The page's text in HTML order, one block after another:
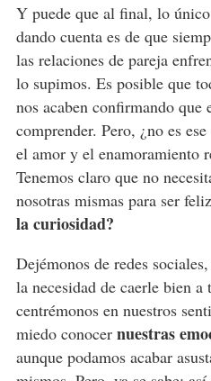
Y puede que al final, lo
dando cuenta es de que
las relaciones de pareja
lo supimos. Es posible que
nos acaben confirmando que
comprender. Pero, ¿no es
el amor y el enamoramiento
Tenemos claro que no
nosotras mismas para ser
la curiosidad?
Dejémonos de redes
la necesidad de caerle bien
centrémonos en nuestros
miedo conocer nuestras
aunque podamos acabar